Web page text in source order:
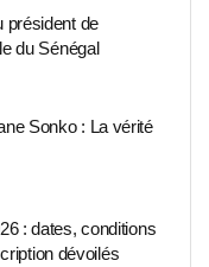
président de
du Sénégal
Sonko : La vérité
: dates, conditions
dévoilés